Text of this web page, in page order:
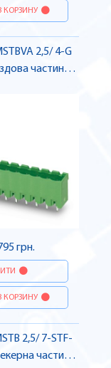
КОРЗИНУ
2,5/ 4-G
частина
грн.
КОРЗИНУ
2,5/ 7-STF-
частина